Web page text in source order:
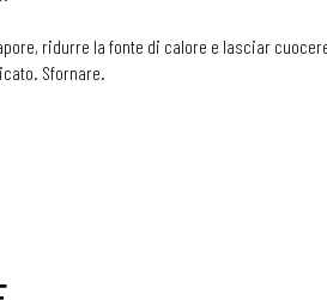
ridurre la fonte di calore e lasciar
Sfornare.